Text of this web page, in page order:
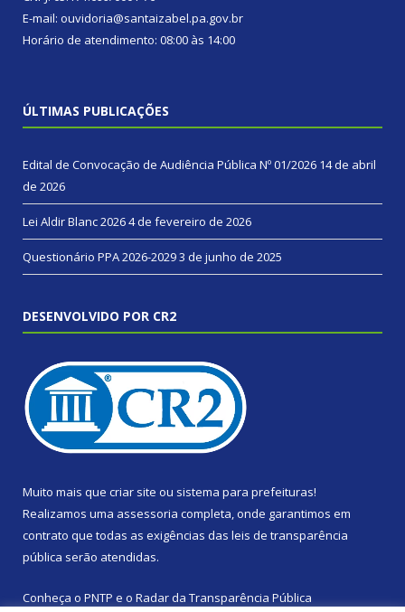
E-mail: ouvidoria@santaizabel.pa.gov.br
Horário de atendimento: 08:00 às 14:00
ÚLTIMAS PUBLICAÇÕES
Edital de Convocação de Audiência Pública Nº 01/2026 14 de abril
de 2026
Lei Aldir Blanc 20264 de fevereiro de 2026
Questionário PPA 2026-20293 de junho de 2025
DESENVOLVIDO POR CR2
Muito mais que criar site ou sistema para prefeituras!
Realizamos uma assessoria completa, onde garantimos em
contrato que todas as exigências das leis de transparência
pública serão atendidas.
Conheça o PNTP e o Radar da Transparência Pública